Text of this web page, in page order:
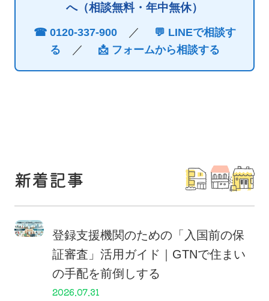
へ（相談無料・年中無休）
☎ 0120-337-900／
💬 LINEで相談す
る ／ 📩 フォームから相談する
新着記事
登録支援機関のための「入国前の保
証審査」活用ガイド｜GTNで住まい
の手配を前倒しする
2026.07.31